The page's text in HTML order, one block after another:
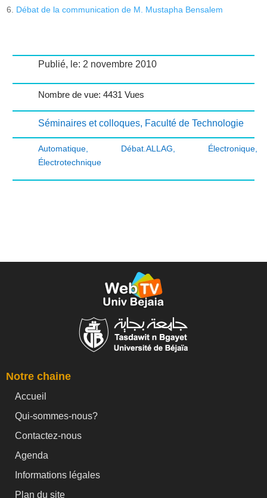
Débat de la communication de M. Mustapha Bensalem
Publié, le: 2 novembre 2010
Nombre de vue: 4431 Vues
Séminaires et colloques, Faculté de Technologie
Automatique, Débat.ALLAG Électronique,
Électrotechnique
Notre chaine
Accueil
Qui-sommes-nous?
Contactez-nous
Agenda
Informations légales
Plan du site